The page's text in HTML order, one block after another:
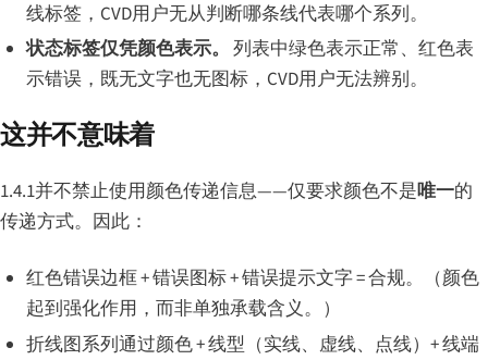
线标签，CVD用户无从判断哪条线代表哪个系列。
状态标签仅凭颜色表示。 列表中绿色表示正常、红色表
示错误，既无文字也无图标，CVD用户无法辨别。
这并不意味着
1.4.1并不禁止使用颜色传递信息——仅要求颜色不是唯一的
传递方式。因此：
红色错误边框 + 错误图标 + 错误提示文字 = 合规。（颜色
起到强化作用，而非单独承载含义。）
折线图系列通过颜色 + 线型（实线、虚线、点线）+ 线端